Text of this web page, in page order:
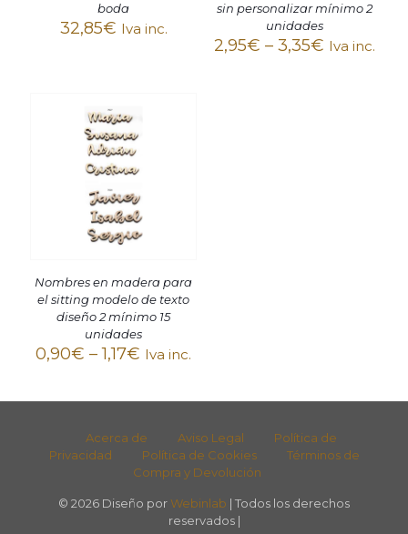
boda
32,85€ Iva inc.
sin personalizar mínimo 2
unidades
2,95€ – 3,35€ Iva inc.
Nombres en madera para
el sitting modelo de texto
diseño 2 mínimo 15
unidades
0,90€ –1,17€ Iva inc.
Acerca de Aviso Legal
Política de
Privacidad
Política de Cookies
Términos de
Compra y Devolución
© 2026 Diseño por Webinlab | Todos los derechos
reservados |